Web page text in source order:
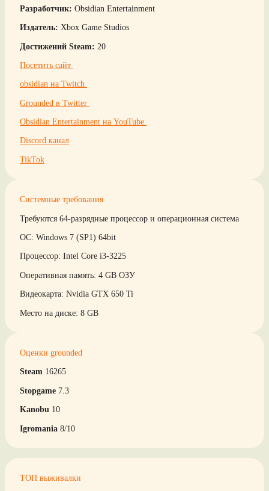
Разработчик: Obsidian Entertainment
Издатель: Xbox Game Studios
Достижений Steam: 20
Посетить сайт
obsidian на Twitch
Grounded в Twitter
Obsidian Entertainment на YouTube
Discord канал
TikTok
Системные требования
Требуются 64-разрядные процессор и операционная система
ОС: Windows 7 (SP1) 64bit
Процессор: Intel Core i3-3225
Оперативная память: 4 GB ОЗУ
Видеокарта: Nvidia GTX 650 Ti
Место на диске: 8 GB
Оценки grounded
Steam 16265
Stopgame 7.3
Kanobu 10
Igromania 8/10
ТОП выживалки